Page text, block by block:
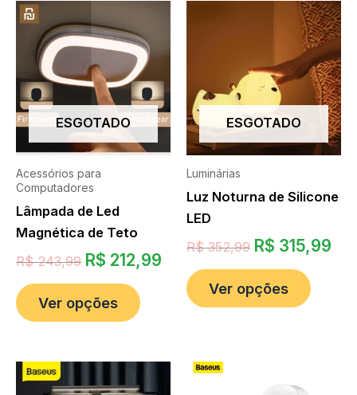
ESGOTADO
Acessórios para
Computadores
Lâmpada de Led
Magnética de Teto
R$243,99 R$ 212,99
Ver opções
ESGOTADO
Luminárias
Luz Noturna de Silicone
LED
R$352,99 R$ 315,99
Ver opções